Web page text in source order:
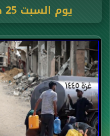
يوم السبت 25 صفر 1448 هجرية